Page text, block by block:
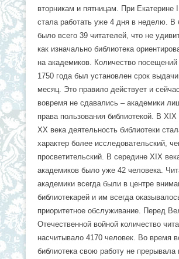
вторникам и пятницам. При Екатерине
стала работать уже 4 дня в неделю. В
было всего 39 читателей, что не
как изначально библиотека
на академиков. Количество
1750 года был установлен срок выдачи
месяц. Это правило действует и
вовремя не сдавались – академики
права пользования библиотекой. В
XX века деятельность библиотеки
характер более исследовательский,
просветительский. В середине XIX
академиков было уже 42 человека.
академики всегда были в центре
библиотекарей и им всегда
приоритетное обслуживание. Перед
Отечественной войной количество
насчитывало 4170 человек. Во время
библиотека свою работу не прерывала